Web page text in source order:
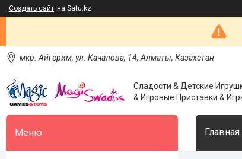
Создать сайт на Satu.kz
мкр. Айгерим, ул. Качалова, 14, Алматы, Казахстан
Сладости & Детские
& Игровые Приставки &
Главная